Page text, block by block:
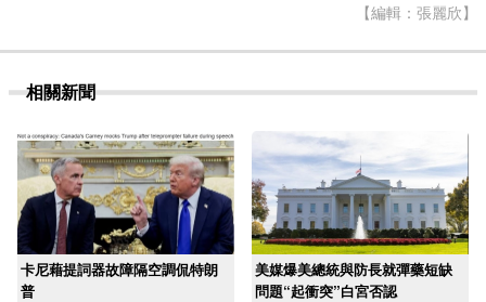
【編輯：張麗欣】
相關新聞
卡尼藉提詞器故障隔空調侃特朗
普
美媒爆美總統與防長就彈藥短缺
問題“起衝突”白宮否認